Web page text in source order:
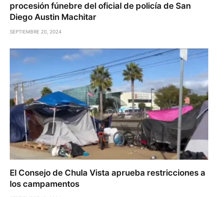
procesión fúnebre del oficial de policía de San
Diego Austin Machitar
SEPTIEMBRE 20, 2024
El Consejo de Chula Vista aprueba restricciones a
los campamentos